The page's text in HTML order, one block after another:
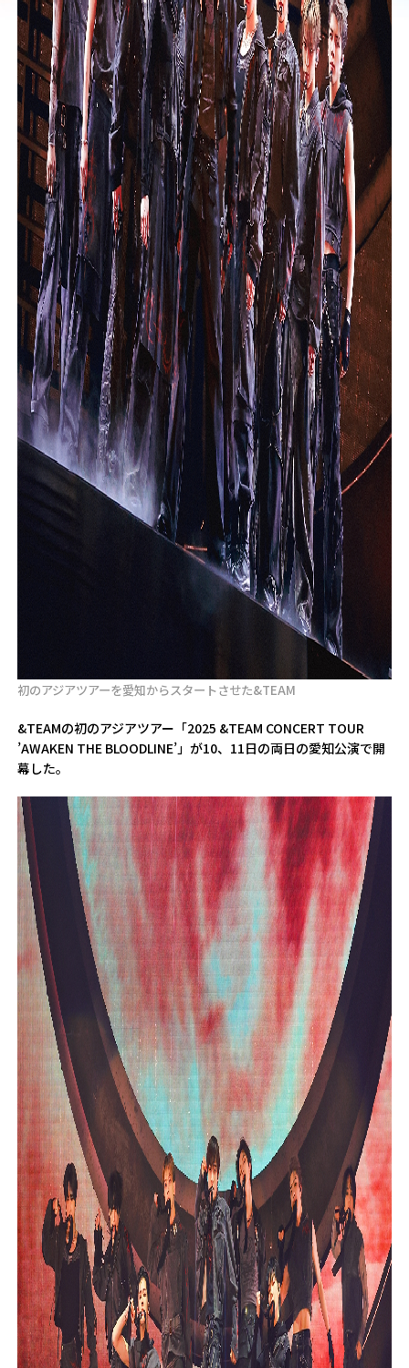
初のアジアツアーを愛知からスタートさせた&TEAM
&TEAMの初のアジアツアー「2025 &TEAM CONCERT TOUR
’AWAKEN THE BLOODLINE’」が10、11日の両日の愛知公演で開
幕した。